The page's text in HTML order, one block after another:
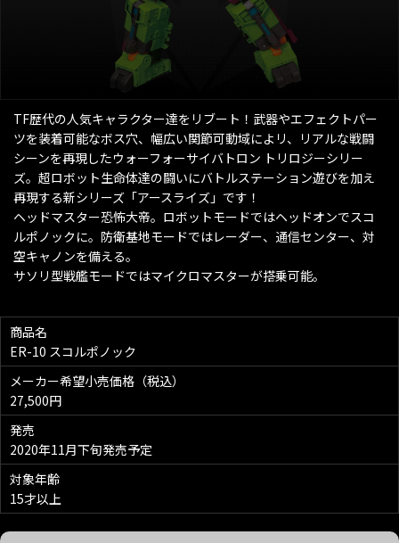
TF歴代の人気キャラクター達をリブート！武器やエフェクトパー
ツを装着可能なボス穴、幅広い関節可動域によリ、リアルな戦闘
シーンを再現したウォーフォーサイバトロン トリロジーシリー
ズ。超ロボット生命体達の闘いにバトルステーション遊びを加え
再現する新シリーズ「アースライズ」です！
ヘッドマスター恐怖大帝。ロボットモードではヘッドオンでスコ
ルポノックに。防衛基地モードではレーダー、通信センター、対
空キャノンを備える。
サソリ型戦艦モードではマイクロマスターが搭乗可能。
商品名
ER-10 スコルポノック
メーカー希望小売価格（税込）
27,500円
発売
2020年11月下旬発売予定
対象年齢
15才以上